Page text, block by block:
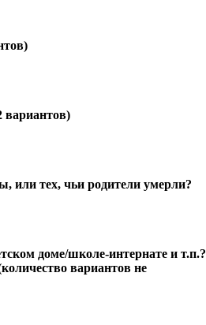
вариантов)
или тех, чьи родители умерли?
доме/школе-интернате и т.п.?
вариантов не